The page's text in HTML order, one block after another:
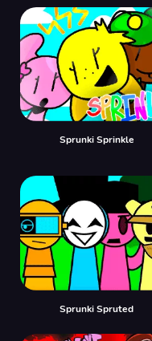
Sprunki Sprinkle
Sprunki Spruted